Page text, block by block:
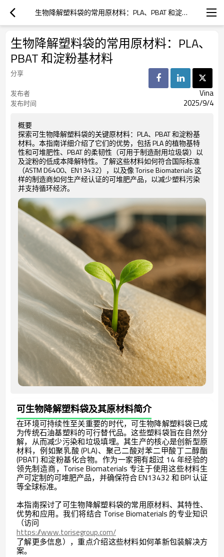
生物降解塑料袋的常用原材料：PLA、PBAT 和淀粉基材料
生物降解塑料袋的常用原材料：PLA、
PBAT 和淀粉基材料
分享
发布者
Vina
发布时间 2025/9/4
概要
探索可生物降解塑料袋的关键原材料：PLA、PBAT 和淀粉基
材料。本指南详细介绍了它们的优势，包括 PLA 的植物基特
性和可堆肥性、PBAT 的柔韧性（可用于制造耐用垃圾袋）以
及淀粉的低成本降解特性。了解这些材料如何符合国际标准
（ASTM D6400、EN13432），以及像 Torise Biomaterials 这
样的制造商如何生产经认证的可堆肥产品，以减少塑料污染
并支持循环经济。
可生物降解塑料袋及其原材料简介
在环境可持续性至关重要的时代，可生物降解塑料袋已成
为传统石油基塑料的可行替代品。这些塑料袋旨在自然分
解，从而减少污染和垃圾填埋。其生产的核心是创新型原
材料，例如聚乳酸 (PLA)、聚己二酸对苯二甲酸丁二醇酯
(PBAT) 和淀粉基化合物。作为一家拥有超过 14 年经验的
领先制造商，Torise Biomaterials 专注于使用这些材料生
产可定制的可堆肥产品，并确保符合 EN13432 和 BPI 认证
等全球标准。
本指南探讨了可生物降解塑料袋的常用原材料、其特性、
优势和应用。我们将结合 Torise Biomaterials 的专业知识
（访问
https://www.torisegroup.com/
了解更多信息），重点介绍这些材料如何革新包装解决方
案。